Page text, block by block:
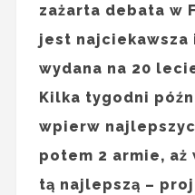
zażarta debata w
jest najciekawsza
wydana na 20
Kilka tygodni
wpierw
potem 2 armie, aż
tą najlepszą –